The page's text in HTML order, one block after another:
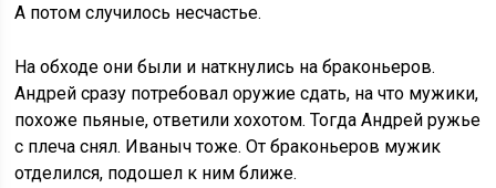
А потом случилось несчастье.
На обходе они были и наткнулись на браконьеров.
Андрей сразу потребовал оружие сдать, на что мужики,
похоже пьяные, ответили хохотом. Тогда Андрей ружье
с плеча снял. Иваныч тоже. От браконьеров мужик
отделился, подошел к ним ближе.